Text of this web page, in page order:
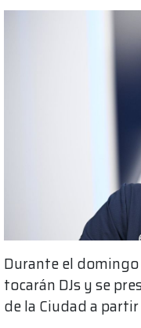
Durante el
tocarán DJs y se
de la Ciudad a partir